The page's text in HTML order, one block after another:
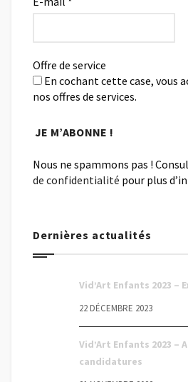
Offre de service
En cochant cette case, vous
nos offres de services.
Nous ne spammons pas !
de confidentialité pour plus
Dernières actualités
Vid’Art Enfants 2023
22 DÉCEMBRE 2023
Vid’Art Enfants 2023 –
candidatures